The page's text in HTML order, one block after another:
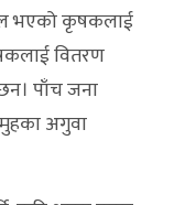
भएको कृषकलाई
वितरण
पाँच जना
अगुवा